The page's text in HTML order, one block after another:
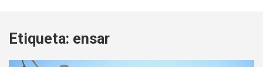
Etiqueta: ensar